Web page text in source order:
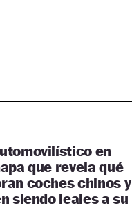
en
que revela qué
coches chinos y
siendo leales a su